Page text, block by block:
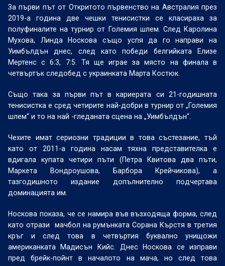
За първи път от Откритото първенство на Австралия през
2019-а година две чешки тенисистки се класираха за
полуфиналите на турнир от Големия шлем. След Каролина
Мухова, Линда Носкова също успя да го направи на
Уимбълдън днес, след като победи белгийката Елизе
Мертенс с 6:3, 7:5. Тя ще играе за място на финала в
четвъртък следобед с украинката Марта Костюк.
Също така за първи път в кариерата си 21-годишната
тенисистка е сред четирите най-добри в турнир от „Големия
шлем“ и то на най -гледаната сцена на „Уимбълдън“.
Чехите имат сериозни традиции в това състезание, тъй
като от 2011-а година насам тяхна представителка е
вдигала купата четири пъти (Петра Квитова два пъти,
Маркета Вондроушова, Барбора Крейчикова), а
тазгодишното издание допълнително подчертава
доминацията им.
Носкова показа, че се намира във възходяща форма, след
като отрази мачбол на румънката Сорана Кърстя в третия
кръг и след това в четвъртия буквално унищожи
американката Мадисън Кийс. Днес Носкова се изправи
пред брейк-пойнт в началото на мача, но след това